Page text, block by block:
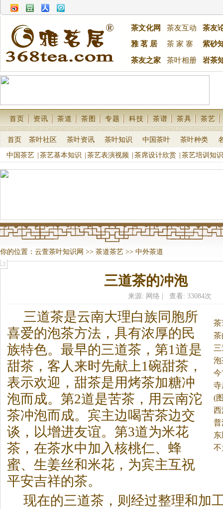
茶文化网 茶友互动
茶友
雅 茗 居
茶 家 寨 紫砂
茶友之家 茶叶相册 岩茶
首页 资讯 茶道 茶图 专题 科技 茶谱 茶具 茶艺
首页 茶叶社区 茶叶资讯 茶叶知识 中国茶叶 茶叶种类
中国茶艺 茶艺基本知识 茶艺表演视频 茶席设计欣赏 茶艺培训知识
你的位置： 云萱茶叶知识网 >> 茶道茶艺 >> 中外茶道
三道茶的冲泡
来源: 网络 | 查看: 33084次
(
三道茶是云南大理白族同胞所
喜爱的泡茶方法，具有浓厚的民
族特色。 最早的三道茶 ，第1道是
甜茶 ，客人来时先献上1碗甜茶 ，
表示欢迎，甜茶是用烤茶加糖冲
泡而成。第2道是苦茶 ，用云南沱
茶冲泡而成。宾主边喝苦茶边交
谈，以增进友谊。第3道为米花
茶 ，在茶水中加入核桃仁、蜂
蜜、生姜丝和米花，为宾主互祝
平安吉祥的茶。
现在的三道茶 ，则经过整理和加